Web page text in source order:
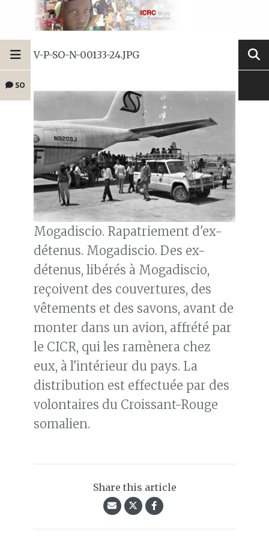
SO
V-P-SO-N-00133-24.JPG
Mogadiscio. Rapatriement d'ex-
détenus. Mogadiscio. Des ex-
détenus, libérés à Mogadiscio,
reçoivent des couvertures, des
vêtements et des savons, avant de
monter dans un avion, affrété par
le CICR, qui les ramènera chez
eux, à l'intérieur du pays. La
distribution est effectuée par des
volontaires du Croissant-Rouge
somalien.
Share this article